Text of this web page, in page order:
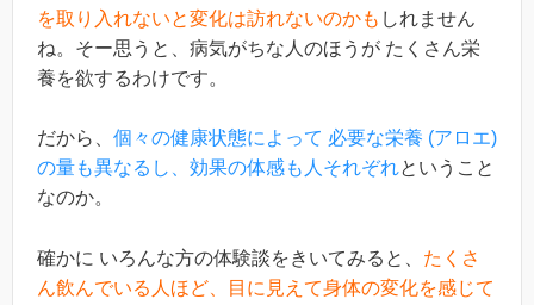
を取り入れないと変化は訪れないのかも しれません
ね。そー思うと、病気がちな人のほうが たくさん栄
養を欲するわけです。
だから、 個々の健康状態によって 必要な栄養 (アロエ)
の量も異なるし、効果の体感も人それぞれということ
なのか。
確かに いろんな方の体験談をきいてみると、 たくさ
ん飲んでいる人ほど、目に見えて身体の変化を感じて